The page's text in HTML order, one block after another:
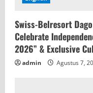
Swiss-Belresort
Celebrate
2026” & Exclusive
admin Agustus 7,